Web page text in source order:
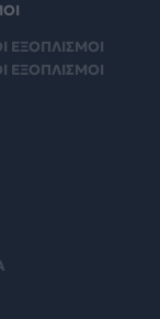
ΕΞΟΠΛΙΣΜΟΙ
ΕΞΟΠΛΙΣΜΟΙ